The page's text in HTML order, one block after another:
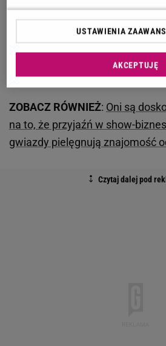
ją nowa rola. Jednak zanim
porodówkę, wyleciała z
urlop do Grecji. Razem z nią
, która jako jedna z
stanie Sokołowskiej.
ZOBACZ RÓWNIEŻ: Oni są
na to, że przyjaźń w show-
gwiazdy pielęgnują znajomość
USTAWIENIA
AKCEPTUJĘ